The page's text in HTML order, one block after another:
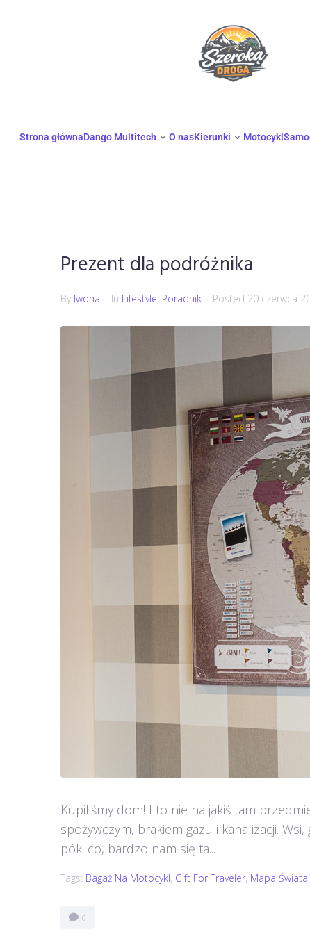
Strona głównaDango Multitech O nasKierunki Motocykl
Prezent dla podróżnika
By Iwona In Lifestyle, Poradnik Posted 20 czerwca
Kupiliśmy dom! I to nie na jakiś tam
spożywczym, brakiem gazu i kanalizacji.
póki co, bardzo nam się ta...
Tags: Bagaż Na Motocykl, Gift For Traveler, Mapa Świata,
0